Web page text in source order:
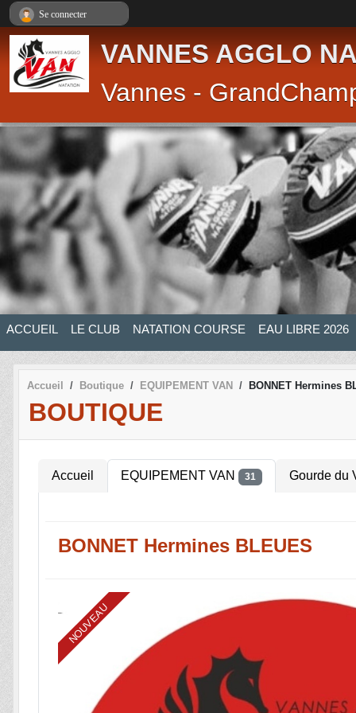
VANNES AGGLO
Vannes -
ACCUEIL LE CLUB NATATION COURSE EAU LIBRE 2026
Accueil Boutique EQUIPEMENT VAN BONNET Hermines
BOUTIQUE
Accueil EQUIPEMENT VAN 31 Gourde du
BONNET Hermines BLEUES
NOUVEAU
Se connecter
Panneau de gestion des cookies